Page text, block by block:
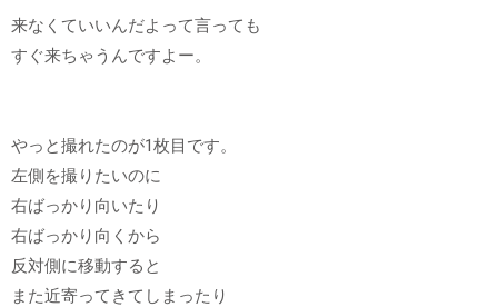
来なくていいんだよって言っても
すぐ来ちゃうんですよー。
やっと撮れたのが1枚目です。
左側を撮りたいのに
右ばっかり向いたり
右ばっかり向くから
反対側に移動すると
また近寄ってきてしまったり